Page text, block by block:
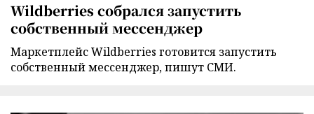
Wildberries собрался запустить
собственный мессенджер
Маркетплейс Wildberries готовится запустить
собственный мессенджер, пишут СМИ.